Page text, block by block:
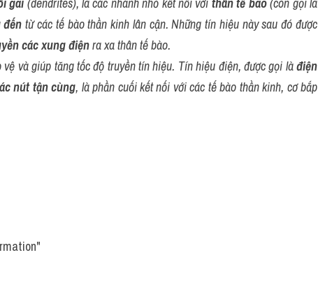
từ các tế bào thần kinh lân cận. Những tín hiệu này sau đó được
các xung điện ra xa thân tế bào.
vệ và giúp tăng tốc độ truyền tín hiệu. Tín hiệu điện, được gọi là điện
nút tận cùng, là phần cuối kết nối với các tế bào thần kinh, cơ bắp